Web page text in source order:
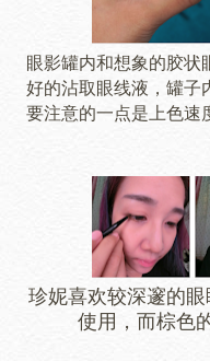
眼影罐内和想象的胶状
好的沾取眼线液，罐子
要注意的一点是上色速
珍妮喜欢较深邃的
使用，而棕色